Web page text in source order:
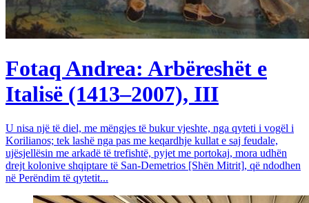
Fotaq Andrea: Arbëreshët e
Italisë (1413–2007), III
U nisa një të diel, me mëngjes të bukur vjeshte, nga qyteti i vogël i
Korilianos; tek lashë nga pas me keqardhje kullat e saj feudale,
ujësjellësin me arkadë të trefishtë, pyjet me portokaj, mora udhën
drejt kolonive shqiptare të San-Demetrios [Shën Mitrit], që ndodhen
në Perëndim të qytetit...